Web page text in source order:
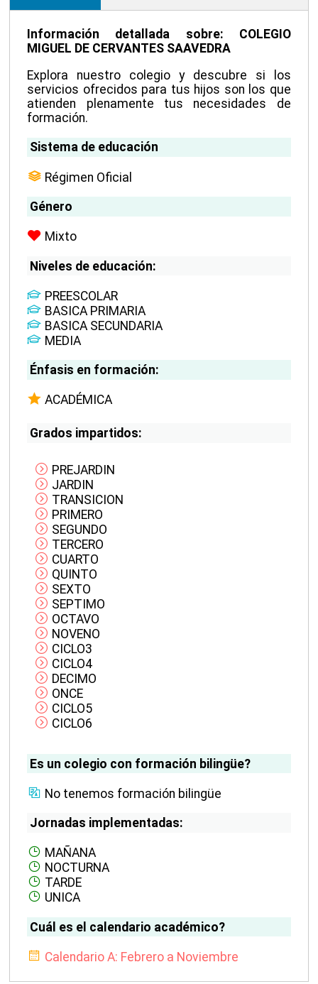
Información detallada sobre: COLEGIO
MIGUEL DE CERVANTES SAAVEDRA
Explora nuestro colegio y descubre si los
servicios ofrecidos para tus hijos son los que
atienden plenamente tus necesidades de
formación.
Sistema de educación
Régimen Oficial
Género
Mixto
Niveles de educación:
PREESCOLAR
BASICA PRIMARIA
BASICA SECUNDARIA
MEDIA
Énfasis en formación:
ACADÉMICA
Grados impartidos:
PREJARDIN
JARDIN
TRANSICION
PRIMERO
SEGUNDO
TERCERO
CUARTO
QUINTO
SEXTO
SEPTIMO
OCTAVO
NOVENO
CICLO3
CICLO4
DECIMO
ONCE
CICLO5
CICLO6
Es un colegio con formación bilingüe?
No tenemos formación bilingüe
Jornadas implementadas:
MAÑANA
NOCTURNA
TARDE
UNICA
Cuál es el calendario académico?
Calendario A: Febrero a Noviembre